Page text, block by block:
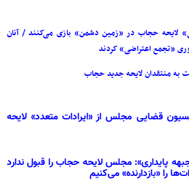
لایحه حجاب در «زمین دشمن» بازی می‌کنند / آنان
«تجمع اعتراضی» کردند
منتقدان لایحه جدید حجاب
قضایی مجلس از «ایرادات متعدد» لایحه
پایداری»: مجلس لایحه حجاب را قبول ندارد
را «بازدارنده» می‌کنیم